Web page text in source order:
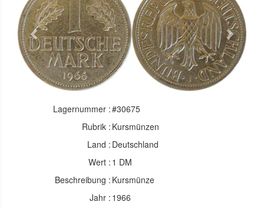
Previous Next
Lagernummer :#30675
Rubrik : Kursmünzen
Land : Deutschland
Wert : 1 DM
Beschreibung : Kursmünze
Jahr : 1966